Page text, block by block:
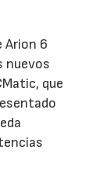
Arion 6
nuevos
que